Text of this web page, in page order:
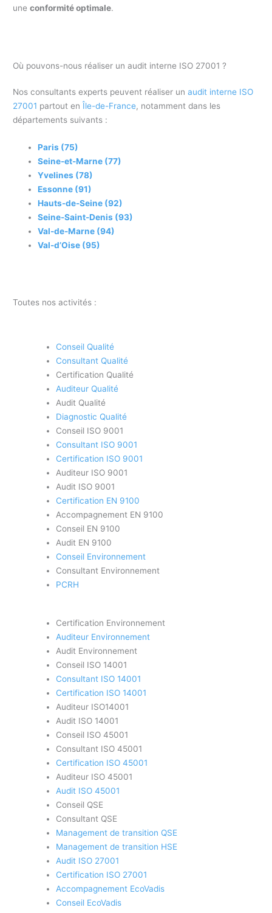
uneconformité optimale.
Où pouvons-nous réaliser un audit interne ISO 27001 ?
Nos consultants experts peuvent réaliser unaudit interne ISO
27001 partout enÎle-de-France, notamment dans les
départements suivants :
Paris (75)
Seine-et-Marne (77)
Yvelines (78)
Essonne (91)
Hauts-de-Seine (92)
Seine-Saint-Denis (93)
Val-de-Marne (94)
Val-d’Oise (95)
Toutes nos activités :
Conseil Qualité
Consultant Qualité
Certification Qualité
Auditeur Qualité
Audit Qualité
Diagnostic Qualité
Conseil ISO 9001
Consultant ISO 9001
Certification ISO 9001
Auditeur ISO 9001
Audit ISO 9001
Certification EN 9100
Accompagnement EN 9100
Conseil EN 9100
Audit EN 9100
Conseil Environnement
Consultant Environnement
PCRH
Certification Environnement
Auditeur Environnement
Audit Environnement
Conseil ISO 14001
Consultant ISO 14001
Certification ISO 14001
Auditeur ISO14001
Audit ISO 14001
Conseil ISO 45001
Consultant ISO 45001
Certification ISO 45001
Auditeur ISO 45001
Audit ISO 45001
Conseil QSE
Consultant QSE
Management de transition QSE
Management de transition HSE
Audit ISO 27001
Certification ISO 27001
Accompagnement EcoVadis
Conseil EcoVadis